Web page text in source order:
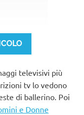
televisivi più
tv lo vedono
di ballerino. Poi
e Donne